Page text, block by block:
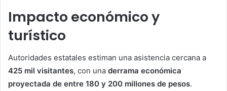
Impacto económico y
turístico
Autoridades estatales estiman una asistencia cercana a
425 mil visitantes, con una derrama económica
proyectada de entre 180 y 200 millones de pesos.